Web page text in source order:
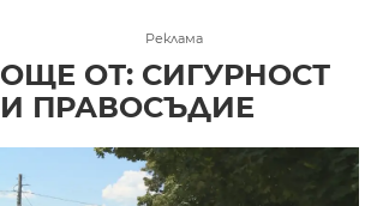
Реклама
ОЩЕ ОТ: СИГУРНОСТ
И ПРАВОСЪДИЕ